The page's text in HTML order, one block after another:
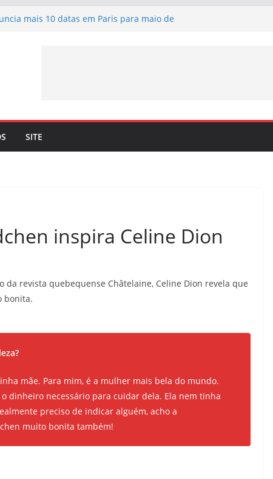
mais 10 datas em Paris para maio de
Merci” – Já pode ouvir a nova canção de
a 4 de setembro
SITE
inspira Celine Dion
revista quebequense Châtelaine, Celine Dion revela que
bonita.
mãe. Para mim, é a mulher mais bela do mundo.
dinheiro necessário para cuidar dela. Ela nem tinha
preciso de indicar alguém, acho a
muito bonita também!